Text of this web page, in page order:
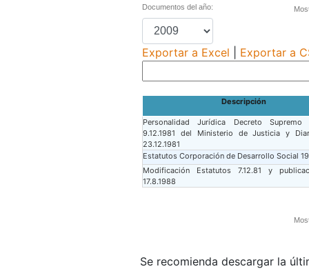
Documentos del año:
Exportar a Excel Exportar a
Descripción
Personalidad Jurídica Decreto
9.12.1981 del Ministerio de Justicia y
23.12.1981
Estatutos Corporación de Desarrollo Social
Modificación Estatutos 7.12.81 y
17.8.1988
Se recomienda descargar la